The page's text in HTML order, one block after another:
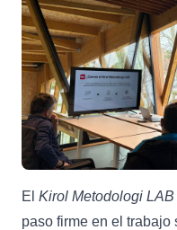
El Kirol Metodologi LAB
paso firme en el